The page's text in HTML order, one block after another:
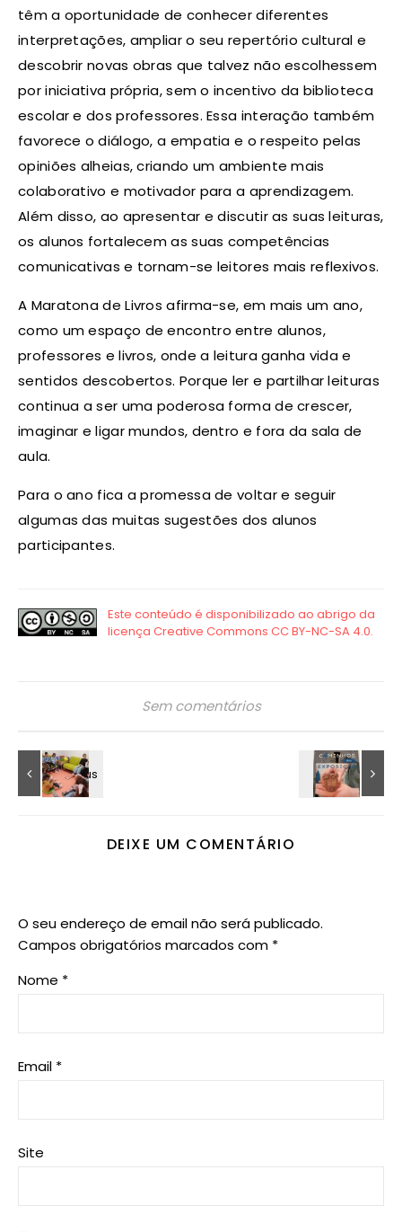
têm a oportunidade de conhecer diferentes
interpretações, ampliar o seu repertório cultural e
descobrir novas obras que talvez não escolhessem
por iniciativa própria, sem o incentivo da biblioteca
escolar e dos professores. Essa interação também
favorece o diálogo, a empatia e o respeito pelas
opiniões alheias, criando um ambiente mais
colaborativo e motivador para a aprendizagem.
Além disso, ao apresentar e discutir as suas leituras,
os alunos fortalecem as suas competências
comunicativas e tornam-se leitores mais reflexivos.
A Maratona de Livros afirma-se, em mais um ano,
como um espaço de encontro entre alunos,
professores e livros, onde a leitura ganha vida e
sentidos descobertos. Porque ler e partilhar leituras
continua a ser uma poderosa forma de crescer,
imaginar e ligar mundos, dentro e fora da sala de
aula.
Para o ano fica a promessa de voltar e seguir
algumas das muitas sugestões dos alunos
participantes.
Sem comentários
DEIXE UM COMENTÁRIO
O seu endereço de email não será publicado.
Campos obrigatórios marcados com *
Nome *
Email *
Site